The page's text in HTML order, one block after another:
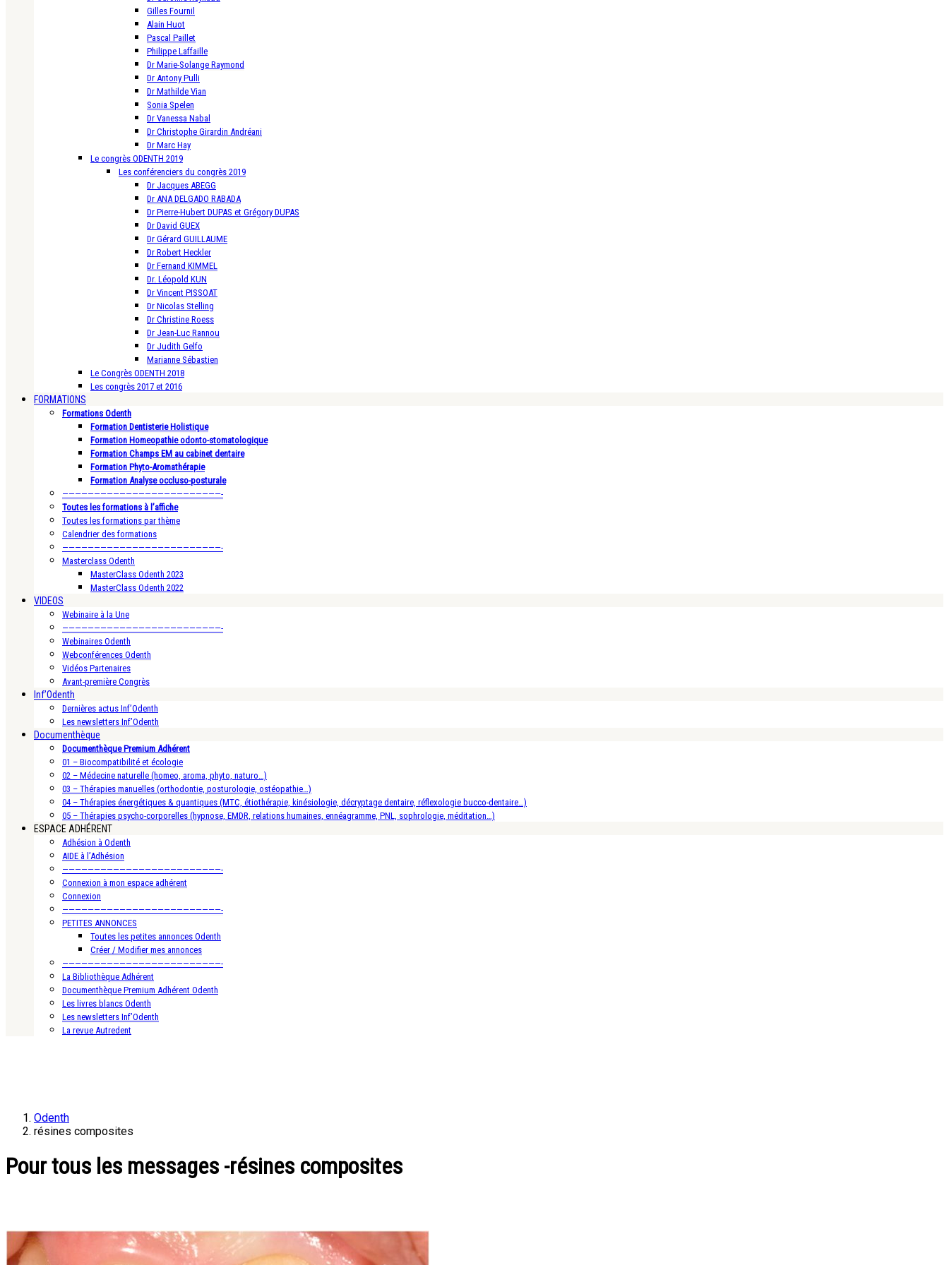
Gilles Fournil
Alain Huot
Pascal Paillet
Philippe Laffaille
Dr Marie-Solange Raymond
Dr Antony Pulli
Dr Mathilde Vian
Sonia Spelen
Dr Vanessa Nabal
Dr Christophe Girardin Andréani
Dr Marc Hay
Le congrès ODENTH 2019
Les conférenciers du congrès 2019
Dr Jacques ABEGG
Dr ANA DELGADO RABADA
Dr Pierre-Hubert DUPAS et Grégory DUPAS
Dr David GUEX
Dr Gérard GUILLAUME
Dr Robert Heckler
Dr Fernand KIMMEL
Dr. Léopold KUN
Dr Vincent PISSOAT
Dr Nicolas Stelling
Dr Christine Roess
Dr Jean-Luc Rannou
Dr Judith Gelfo
Marianne Sébastien
Le Congrès ODENTH 2018
Les congrès 2017 et 2016
FORMATIONS
Formations Odenth
Formation Dentisterie Holistique
Formation Homeopathie odonto-stomatologique
Formation Champs EM au cabinet dentaire
Formation Phyto-Aromathérapie
Formation Analyse occluso-posturale
—————————————————————————-
Toutes les formations à l’affiche
Toutes les formations par thème
Calendrier des formations
—————————————————————————-
Masterclass Odenth
MasterClass Odenth 2023
MasterClass Odenth 2022
VIDEOS
Webinaire à la Une
—————————————————————————-
Webinaires Odenth
Webconférences Odenth
Vidéos Partenaires
Avant-première Congrès
Inf’Odenth
Dernières actus Inf’Odenth
Les newsletters Inf’Odenth
Documenthèque
Documenthèque Premium Adhérent
01 – Biocompatibilité et écologie
02 – Médecine naturelle (homeo, aroma, phyto, naturo…)
03 – Thérapies manuelles (orthodontie, posturologie, ostéopathie…)
04 – Thérapies énergétiques & quantiques (MTC, étiothérapie, kinésiologie, décryptage dentaire, réflexologie bucco-dentaire…)
05 – Thérapies psycho-corporelles (hypnose, EMDR, relations humaines, ennéagramme, PNL, sophrologie, méditation…)
ESPACE ADHÉRENT
Adhésion à Odenth
AIDE à l’Adhésion
—————————————————————————-
Connexion à mon espace adhérent
Connexion
—————————————————————————-
PETITES ANNONCES
Toutes les petites annonces Odenth
Créer / Modifier mes annonces
—————————————————————————-
La Bibliothèque Adhérent
Documenthèque Premium Adhérent Odenth
Les livres blancs Odenth
Les newsletters Inf’Odenth
La revue Autredent
Odenth
résines composites
Pour tous les messages -résines composites